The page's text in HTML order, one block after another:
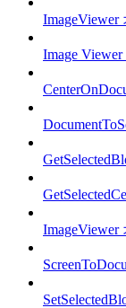
ImageViewer
Image